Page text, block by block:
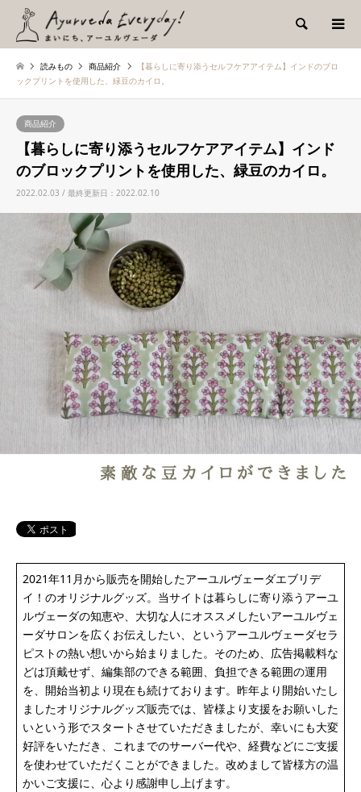
検索
読みもの 商品紹介
【暮らしに寄り添うセルフケアアイテム】インドのブロ
ックプリントを使用した、緑豆のカイロ。
商品紹介
【暮らしに寄り添うセルフケアアイテム】インド
のブロックプリントを使用した、緑豆のカイロ。
2022.02.03 / 最終更新日：2022.02.10
2021年11月から販売を開始したアーユルヴェーダエブリデ
イ！のオリジナルグッズ。当サイトは暮らしに寄り添うアーユ
ルヴェーダの知恵や、大切な人にオススメしたいアーユルヴェ
ーダサロンを広くお伝えしたい、というアーユルヴェーダセラ
ピストの熱い想いから始まりました。そのため、広告掲載料な
どは頂戴せず、編集部のできる範囲、負担できる範囲の運用
を、開始当初より現在も続けております。昨年より開始いたし
ましたオリジナルグッズ販売では、皆様より支援をお願いした
いという形でスタートさせていただきましたが、幸いにも大変
好評をいただき、これまでのサーバー代や、経費などにご支援
を使わせていただくことができました。改めまして皆様方の温
かいご支援に、心より感謝申し上げます。